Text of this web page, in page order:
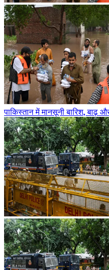
पाकिस्तान में मानसूनी बारिश, बाढ़